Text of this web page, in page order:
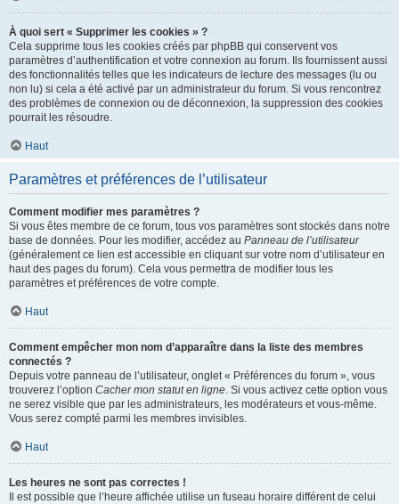
À quoi sert « Supprimer les cookies » ?
Cela supprime tous les cookies créés par phpBB qui conservent vos
paramètres d’authentification et votre connexion au forum. Ils fournissent aussi
des fonctionnalités telles que les indicateurs de lecture des messages (lu ou
non lu) si cela a été activé par un administrateur du forum. Si vous rencontrez
des problèmes de connexion ou de déconnexion, la suppression des cookies
pourrait les résoudre.
Haut
Paramètres et préférences de l’utilisateur
Comment modifier mes paramètres ?
Si vous êtes membre de ce forum, tous vos paramètres sont stockés dans notre
base de données. Pour les modifier, accédez au Panneau de l’utilisateur
(généralement ce lien est accessible en cliquant sur votre nom d’utilisateur en
haut des pages du forum). Cela vous permettra de modifier tous les
paramètres et préférences de votre compte.
Haut
Comment empêcher mon nom d’apparaître dans la liste des membres
connectés ?
Depuis votre panneau de l’utilisateur, onglet « Préférences du forum », vous
trouverez l’option Cacher mon statut en ligne. Si vous activez cette option vous
ne serez visible que par les administrateurs, les modérateurs et vous-même.
Vous serez compté parmi les membres invisibles.
Haut
Les heures ne sont pas correctes !
Il est possible que l’heure affichée utilise un fuseau horaire différent de celui